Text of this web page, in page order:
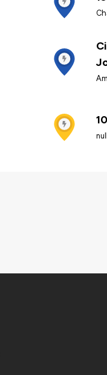
null